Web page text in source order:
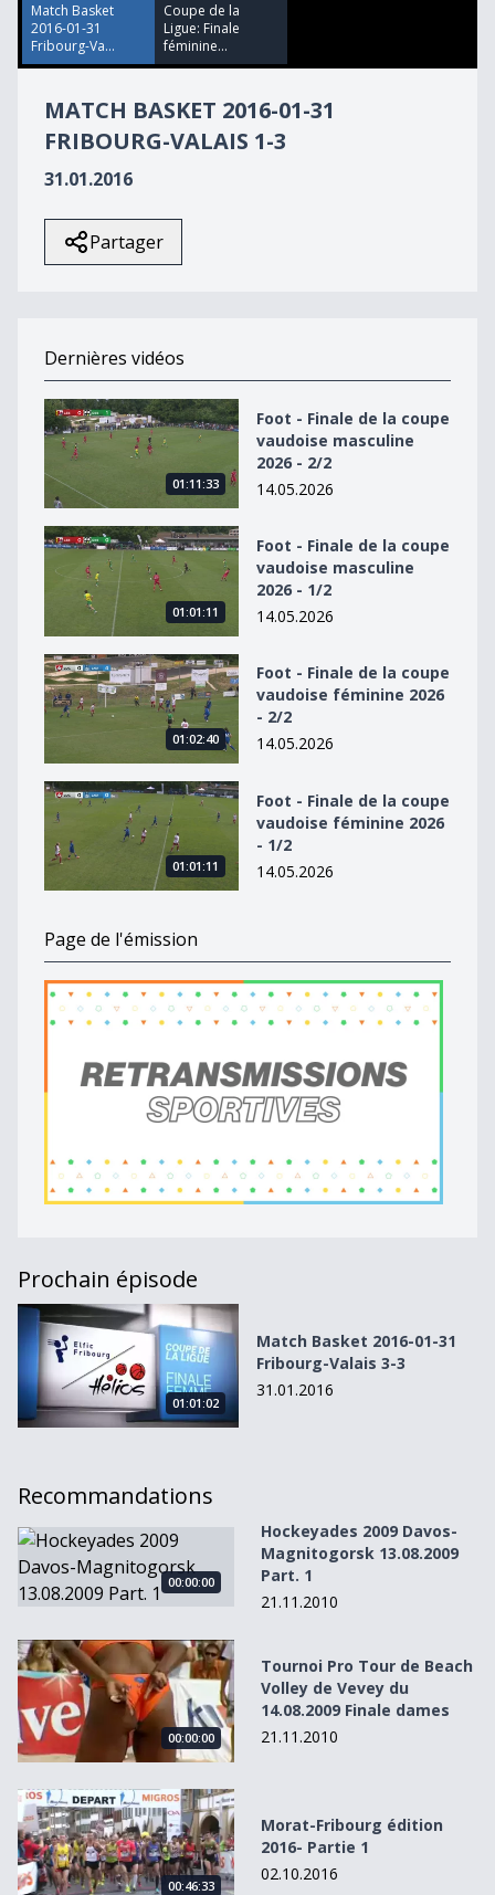
Match Basket
2016-01-31
Fribourg-Va...
Coupe de la
Ligue: Finale
féminine...
MATCH BASKET 2016-01-31
FRIBOURG-VALAIS 1-3
31.01.2016
Partager
Dernières vidéos
Foot - Finale de la coupe vaudoise masculine 2026 - 2/2
01:11:33
Foot - Finale de la coupe
vaudoise masculine
2026 - 2/2
14.05.2026
Foot - Finale de la coupe vaudoise masculine 2026 - 1/2
01:01:11
Foot - Finale de la coupe
vaudoise masculine
2026 - 1/2
14.05.2026
Foot - Finale de la coupe vaudoise féminine 2026 - 2/2
01:02:40
Foot - Finale de la coupe
vaudoise féminine 2026
- 2/2
14.05.2026
Foot - Finale de la coupe vaudoise féminine 2026 - 1/2
01:01:11
Foot - Finale de la coupe
vaudoise féminine 2026
- 1/2
14.05.2026
Page de l'émission
Prochain épisode
Match Basket 2016-01-31 Fribourg-Valais 3-3
01:01:02
Match Basket 2016-01-31
Fribourg-Valais 3-3
31.01.2016
Recommandations
Hockeyades 2009 Davos-Magnitogorsk 13.08.2009 Part. 1
00:00:00
Hockeyades 2009 Davos-
Magnitogorsk 13.08.2009
Part. 1
21.11.2010
Tournoi Pro Tour de Beach Volley de Vevey du
00:00:00
Tournoi Pro Tour de Beach
Volley de Vevey du
14.08.2009 Finale dames
21.11.2010
Morat-Fribourg édition 2016- Partie 1
00:46:33
Morat-Fribourg édition
2016- Partie 1
02.10.2016